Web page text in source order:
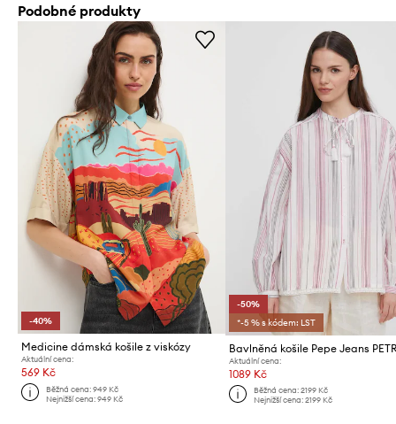
Podobné produkty
-40%
Medicine dámská košile z viskózy
Aktuální cena:
569 Kč
Běžná cena:949 Kč
Nejnižší cena:949 Kč
-50%
*-5 % s kódem: LST
Aktuální cena:
1089 Kč
Běžná cena: 2199 Kč
Nejnižší cena: 2199 Kč